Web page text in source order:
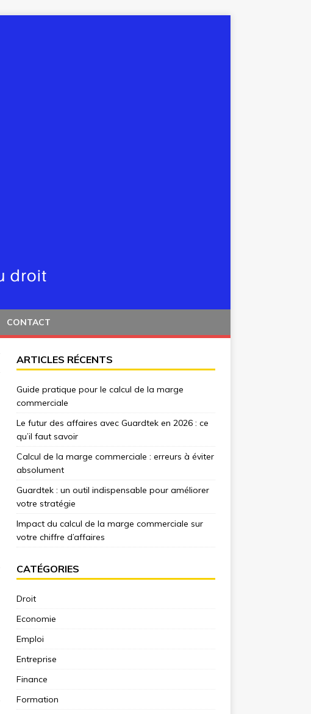
CONTACT
ARTICLES RÉCENTS
Guide pratique pour le calcul de la marge
commerciale
Le futur des affaires avec Guardtek en 2026 : ce
qu’il faut savoir
Calcul de la marge commerciale : erreurs à éviter
absolument
Guardtek : un outil indispensable pour améliorer
votre stratégie
Impact du calcul de la marge commerciale sur
votre chiffre d’affaires
CATÉGORIES
Droit
Economie
Emploi
Entreprise
Finance
Formation